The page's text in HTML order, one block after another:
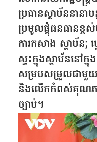
ប្រធានស្ថាប័ននានា
ប្រមូលផ្តុំធនធានខ្
ការកសាង ស្ថាប័ន;
ស្ទះក្នុងស្ថាប័ននៅក្
សម្របសម្រួលជាមួយស្
និងលើកកំពស់គុណភា
ច្បាប់។